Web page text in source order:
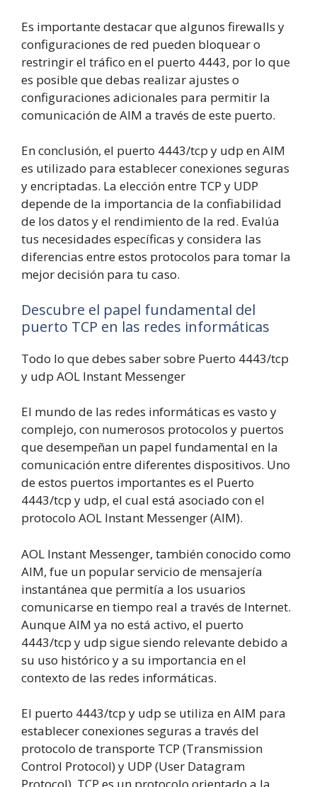
Es importante destacar que algunos firewalls y
configuraciones de red pueden bloquear o
restringir el tráfico en el puerto 4443, por lo que
es posible que debas realizar ajustes o
configuraciones adicionales para permitir la
comunicación de AIM a través de este puerto.
En conclusión, el puerto 4443/tcp y udp en AIM
es utilizado para establecer conexiones seguras
y encriptadas. La elección entre TCP y UDP
depende de la importancia de la confiabilidad
de los datos y el rendimiento de la red. Evalúa
tus necesidades específicas y considera las
diferencias entre estos protocolos para tomar la
mejor decisión para tu caso.
Descubre el papel fundamental del
puerto TCP en las redes informáticas
Todo lo que debes saber sobre Puerto 4443/tcp
y udp AOL Instant Messenger
El mundo de las redes informáticas es vasto y
complejo, con numerosos protocolos y puertos
que desempeñan un papel fundamental en la
comunicación entre diferentes dispositivos. Uno
de estos puertos importantes es el Puerto
4443/tcp y udp, el cual está asociado con el
protocolo AOL Instant Messenger (AIM).
AOL Instant Messenger, también conocido como
AIM, fue un popular servicio de mensajería
instantánea que permitía a los usuarios
comunicarse en tiempo real a través de Internet.
Aunque AIM ya no está activo, el puerto
4443/tcp y udp sigue siendo relevante debido a
su uso histórico y a su importancia en el
contexto de las redes informáticas.
El puerto 4443/tcp y udp se utiliza en AIM para
establecer conexiones seguras a través del
protocolo de transporte TCP (Transmission
Control Protocol) y UDP (User Datagram